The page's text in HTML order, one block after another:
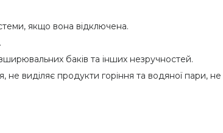
якщо вона відключена.
баків та інших незручностей.
виділяє продукти горіння та водяної пари,